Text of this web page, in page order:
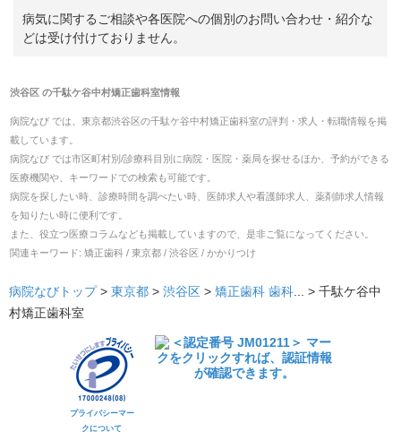
病気に関するご相談や各医院への個別のお問い合わせ・紹介な
どは受け付けておりません。
渋谷区 の千駄ケ谷中村矯正歯科室情報
病院なび では、 東京都渋谷区の千駄ケ谷中村矯正歯科室の評判・求人・転職情報を掲
載しています。
病院なび では市区町村別/診療科目別に病院・医院・薬局を探せるほか、予約ができる
医療機関や、キーワードでの検索も可能です。
病院を探したい時、診療時間を調べたい時、医師求人や看護師求人、薬剤師求人情報
を知りたい時に便利です。
また、役立つ医療コラムなども掲載していますので、是非ご覧になってください。
関連キーワード: 矯正歯科 / 東京都 / 渋谷区 / かかりつけ
病院なびトップ > 東京都 > 渋谷区 > 矯正歯科 歯科 ... > 千駄ケ谷中
村矯正歯科室
プライバシーマー
クについて